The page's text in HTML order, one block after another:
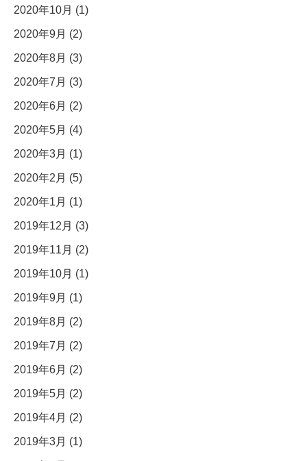
2020年10月 (1)
2020年9月 (2)
2020年8月 (3)
2020年7月 (3)
2020年6月 (2)
2020年5月 (4)
2020年3月 (1)
2020年2月 (5)
2020年1月 (1)
2019年12月 (3)
2019年11月 (2)
2019年10月 (1)
2019年9月 (1)
2019年8月 (2)
2019年7月 (2)
2019年6月 (2)
2019年5月 (2)
2019年4月 (2)
2019年3月 (1)